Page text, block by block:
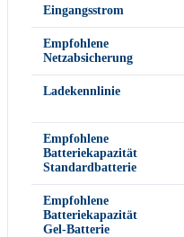
Eingangsstrom
Empfohlene
Netzabsicherung
Ladekennlinie
Empfohlene
Batteriekapazität
Standardbatterie
Empfohlene
Batteriekapazität
Gel-Batterie